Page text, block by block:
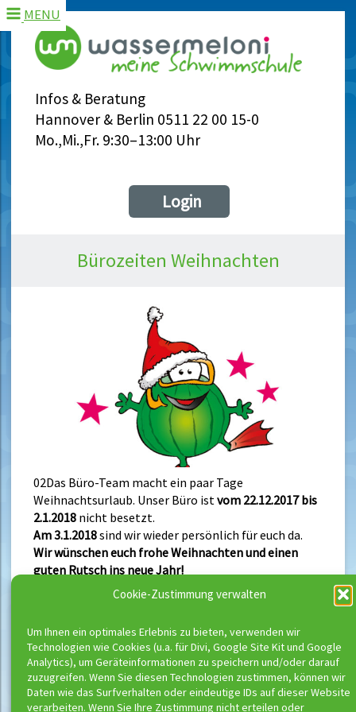
Cookie-Zustimmung verwalten
Um Ihnen ein optimales Erlebnis zu bieten, verwenden wir
Technologien wie Cookies (u.a. für Divi, Google Site Kit und Google
Analytics), um Geräteinformationen zu speichern und/oder darauf
zuzugreifen. Wenn Sie diesen Technologien zustimmen, können wir
Daten wie das Surfverhalten oder eindeutige IDs auf dieser Website
verarbeiten. Wenn Sie Ihre Zustimmung nicht erteilen oder
Infos & Beratung
Hannover & Berlin 0511 22 00 15-0
Mo.,Mi.,Fr. 9:30–13:00 Uhr
MENU
Login
Bürozeiten Weihnachten
02Das Büro-Team macht ein paar Tage
Weihnachtsurlaub. Unser Büro istvom 22.12.2017 bis
2.1.2018 nicht besetzt.
Am 3.1.2018sind wir wieder persönlich für euch da.
Wir wünschen euch frohe Weihnachten und einen
guten Rutsch ins neue Jahr!
Neueste Beiträge
Buchungsstart der neuen Kurse
Richtig schwimmen kann man erst ab
Bronze